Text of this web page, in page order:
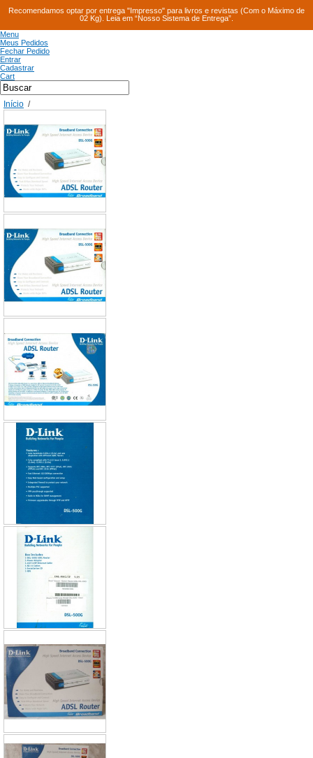
Recomendamos optar por entrega "Impresso" para livros e revistas (Com o Máximo de
02 Kg). Leia em “Nosso Sistema de Entrega”.
Menu
Meus Pedidos
Fechar Pedido
Entrar
Cadastrar
Cart
Início /